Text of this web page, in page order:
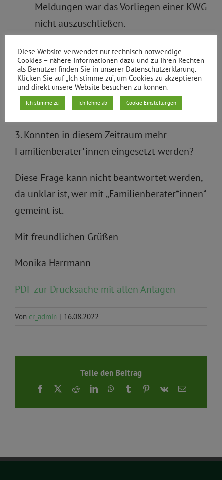
Meldungen war das Vorliegen einer KWG
nicht auszuschließen.
2. Um welche Formen dieser gewalttätigen
Übergriffe handelt es sich dabei? (Bitte nach
Kategorien und Häufigkeit unterscheiden)
siehe Anlage
3. Konnten in diesem Zeitraum mehr
Familienberater*innen eingesetzt werden?
Diese Frage kann nicht beantwortet werden,
da unklar ist, wer mit „Familienberater*innen“
gemeint ist.
Mit freundlichen Grüßen
Monika Herrmann
PDF zur Drucksache mit allen Anlagen
Von cr_admin | 16.08.2022
Teile den Beitrag
Facebook
X RedditLinkedInWhatsApp
TumblrPinterest
Vk
E-
Diese Website verwendet nur technisch notwendige
Cookies – nähere Informationen dazu und zu Ihren Rechten
als Benutzer finden Sie in unserer Datenschutzerklärung.
Klicken Sie auf „Ich stimme zu“, um Cookies zu akzeptieren
und direkt unsere Website besuchen zu können.
Ich stimme zu Ich lehne ab Cookie Einstellungen